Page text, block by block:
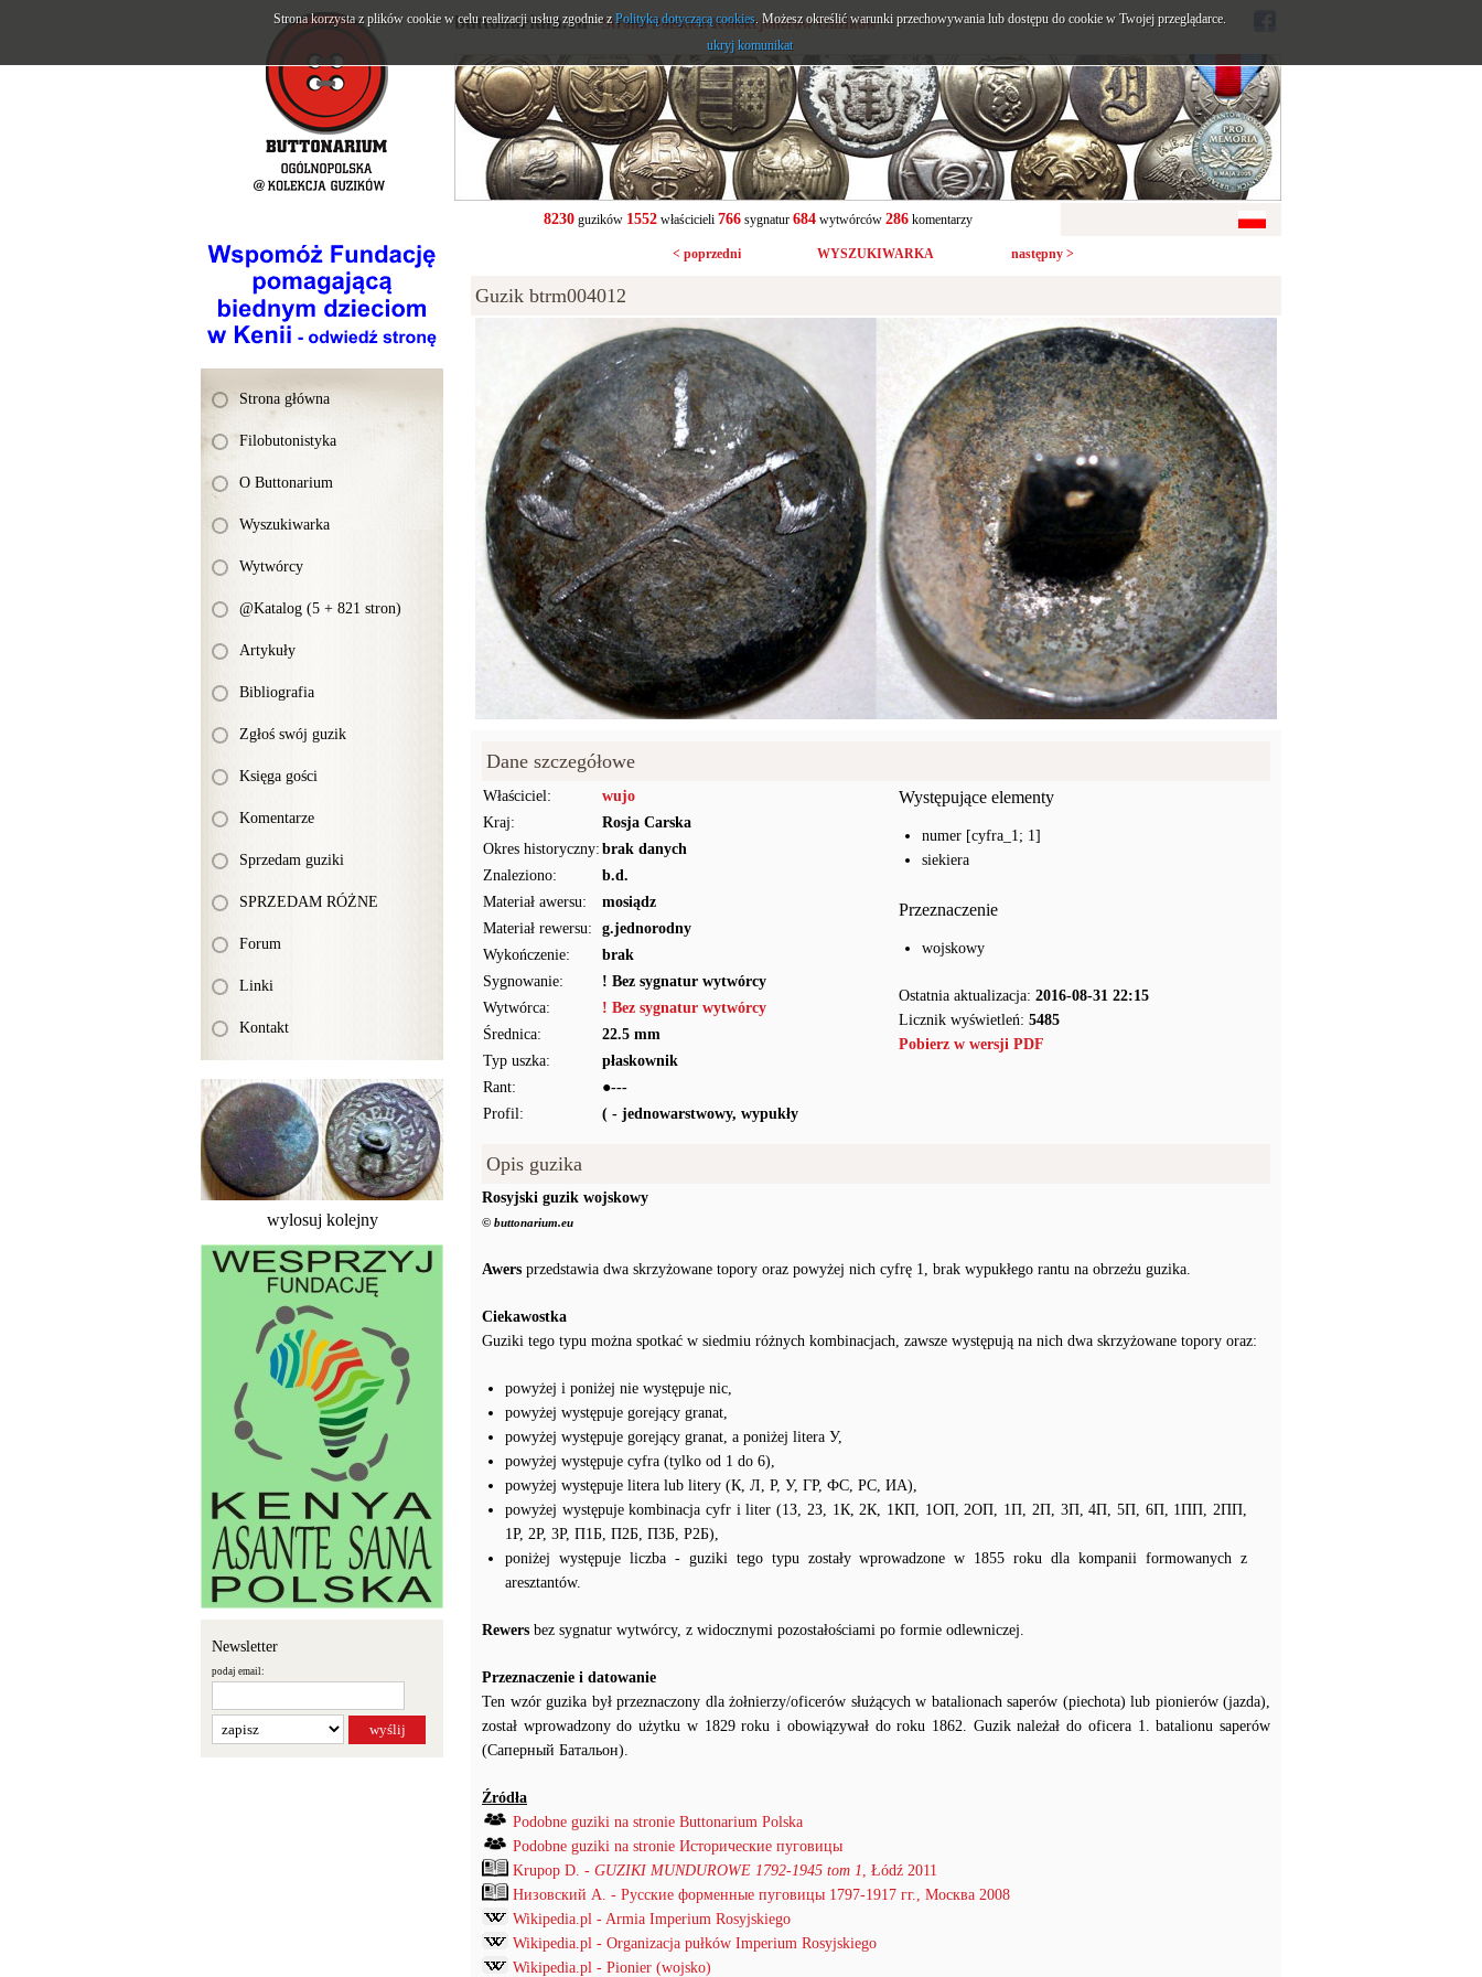
Strona główna
Filobutonistyka
O Buttonarium
Wyszukiwarka
Wytwórcy
@Katalog (5 + 821 stron)
Artykuły
Bibliografia
Zgłoś swój guzik
Księga gości
Komentarze
Sprzedam guziki
SPRZEDAM RÓŻNE
Forum
Linki
Kontakt
wylosuj kolejny
Newsletter
podaj email:
buttonarium.eu- Strona Polskich Kolekcjonerów Guzików
8230guzików 1552właścicieli 766sygnatur 684wytwórców 286komentarzy
< poprzedni WYSZUKIWARKA następny >
Guzik btrm004012
Dane szczegółowe
Właściciel:
wujo
Kraj:
Rosja Carska
Okres historyczny: brak danych
Znaleziono:
b.d.
Materiał awersu:
mosiądz
Materiał rewersu:
g.jednorodny
Wykończenie:
brak
Sygnowanie:
! Bez sygnatur wytwórcy
Wytwórca:
! Bez sygnatur wytwórcy
Średnica:
22.5 mm
Typ uszka:
płaskownik
Rant:
●---
Profil:
( - jednowarstwowy, wypukły
Występujące elementy
numer [cyfra_1; 1]
siekiera
Przeznaczenie
wojskowy
Ostatnia aktualizacja: 2016-08-31 22:15
Licznik wyświetleń: 5485
Pobierz w wersji PDF
Opis guzika
Rosyjski guzik wojskowy
© buttonarium.eu
Awers przedstawia dwa skrzyżowane topory oraz powyżej nich cyfrę 1, brak wypukłego rantu na obrzeżu guzika.
Ciekawostka
Guziki tego typu można spotkać w siedmiu różnych kombinacjach, zawsze występują na nich dwa skrzyżowane topory oraz:
powyżej i poniżej nie występuje nic,
powyżej występuje gorejący granat,
powyżej występuje gorejący granat, a poniżej litera У,
powyżej występuje cyfra (tylko od 1 do 6),
powyżej występuje litera lub litery (К, Л, Р, У, ГР, ФС, РС, ИА),
powyżej występuje kombinacja cyfr i liter (1З, 2З, 1К, 2К, 1КП, 1ОП, 2ОП, 1П, 2П, 3П, 4П, 5П, 6П, 1ПП, 2ПП,
1Р, 2Р, 3Р, П1Б, П2Б, П3Б, Р2Б),
poniżej występuje liczba - guziki tego typu zostały wprowadzone w 1855 roku dla kompanii formowanych z
aresztantów.
Rewers bez sygnatur wytwórcy, z widocznymi pozostałościami po formie odlewniczej.
Przeznaczenie i datowanie
Ten wzór guzika był przeznaczony dla żołnierzy/oficerów służących w batalionach saperów (piechota) lub pionierów (jazda),
został wprowadzony do użytku w 1829 roku i obowiązywał do roku 1862. Guzik należał do oficera 1. batalionu saperów
(Саперный Батальон).
Źródła
Podobne guziki na stronie Buttonarium Polska
Podobne guziki na stronie Исторические пуговицы
Krupop D. - GUZIKI MUNDUROWE 1792-1945 tom 1, Łódź 2011
Низовский А. - Русские форменные пуговицы 1797-1917 гг., Mocква 2008
Wikipedia.pl - Armia Imperium Rosyjskiego
Wikipedia.pl - Organizacja pułków Imperium Rosyjskiego
Wikipedia.pl - Pionier (wojsko)
Strona korzysta z plików cookie w celu realizacji usług zgodnie zPolityką dotyczącą cookies. Możesz określić warunki przechowywania lub dostępu do cookie w Twojej przeglądarce.
ukryj komunikat